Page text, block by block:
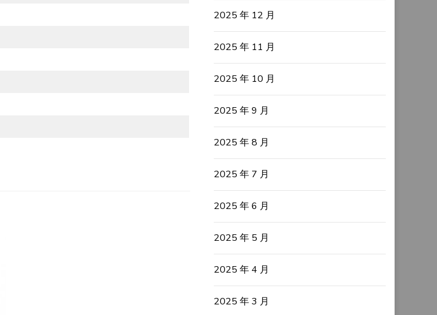
2025 年 12 月
2025 年 11 月
2025 年 10 月
2025 年 9 月
2025 年 8 月
2025 年 7 月
2025 年 6 月
2025 年 5 月
2025 年 4 月
2025 年 3 月